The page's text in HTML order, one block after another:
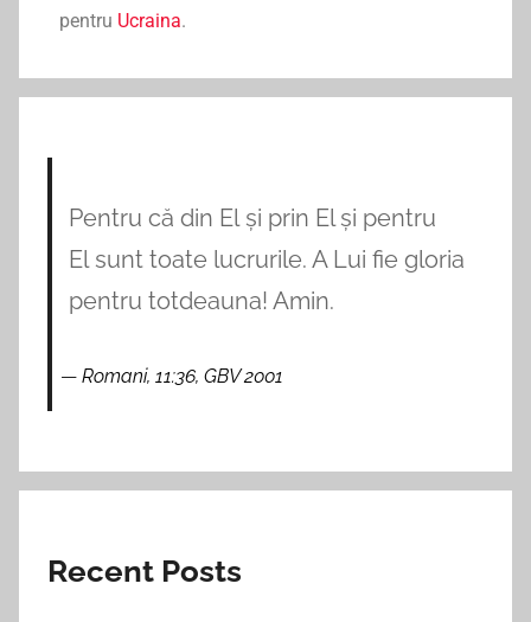
pentru Ucraina.
Pentru că din El și prin El și pentru
El sunt toate lucrurile. A Lui fie gloria
pentru totdeauna! Amin.
Romani, 11:36, GBV 2001
Recent Posts